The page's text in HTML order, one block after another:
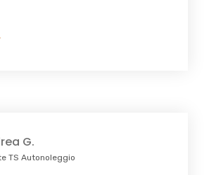
G.
TS Autonoleggio